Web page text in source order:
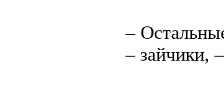
–
– зайчики,